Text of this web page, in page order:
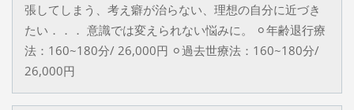
張してしまう、考え癖が治らない、理想の自分に近づき
たい．．． 意識では変えられない悩みに。 ⚪︎年齢退行療
法：160~180分/ 26,000円 ⚪︎過去世療法：160~180分/
26,000円